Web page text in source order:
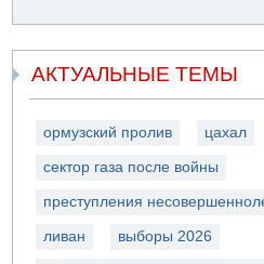
АКТУАЛЬНЫЕ ТЕМЫ
ормузский пролив цахал
сектор газа после войны
преступления
ливан выборы 2026